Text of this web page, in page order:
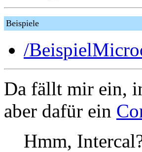
Beispiele
/
Da fällt mir ein,
aber dafür ein
Hmm,